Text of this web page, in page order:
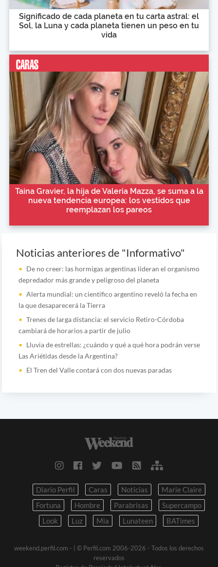
Significado de cada planeta en tu carta astral: el
Sol, la Luna y cada planeta tienen un peso en tu
vida
Taina Gravier, la hija de Valeria Mazza, se suma a la
nueva tendencia europea: los vestidos que
reemplazan los pareos
Noticias anteriores de "Informativo"
De no creer: las hormigas argentinas lideran el organismo
depredador más grande y peligroso del planeta
Alerta mundial: un científico argentino reveló la fecha en
la que desaparecerá la Tierra
Trenes de larga distancia: el servicio Retiro-Córdoba
cambiará de horarios a partir de julio
Lluvia de estrellas: ¿cuándo y qué a qué hora podrán verse
Las Ariétidas desde la Argentina?
El Tren del Valle contará con dos nuevas paradas
Diario Perfil Caras Noticias
Marie Claire
Fortuna
Hombre Parabrisas
Supercampo
Look
Luz Mia Lunateen BATimes
weekend.perfil.com -
| © Perfil.com 2006-2026 - Todos los derechos
reservados